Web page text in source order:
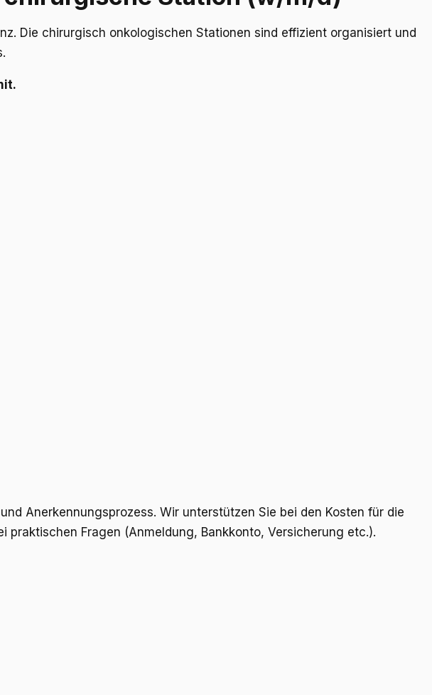
Die chirurgisch onkologischen Stationen sind effizient organisiert und
Anerkennungsprozess. Wir unterstützen Sie bei den Kosten für die
Fragen (Anmeldung, Bankkonto, Versicherung etc.).